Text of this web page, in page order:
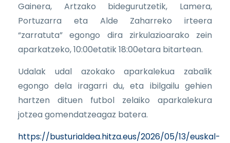
Gainera, Artzako bidegurutzetik, Lamera,
Portuzarra eta Alde Zaharreko irteera
“zarratuta” egongo dira zirkulazioarako zein
aparkatzeko, 10:00etatik 18:00etara bitartean.
Udalak udal azokako aparkalekua zabalik
egongo dela iragarri du, eta ibilgailu gehien
hartzen dituen futbol zelaiko aparkalekura
jotzea gomendatzeagaz batera.
https://busturialdea.hitza.eus/2026/05/13/euskal-